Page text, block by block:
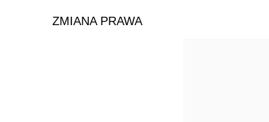
ZMIANA PRAWA